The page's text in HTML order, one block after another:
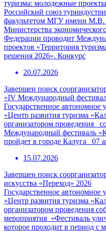
туризма: молодежные
Российский союз
факультетом МГУ имени М.В.
Министерства
Федерации проводит
проектов «Территория
решения 2026». Конкурс
20.07.2026
Завершен поиск
«IV Международный
Государственное
«Центр развития туризма
организатором проведения
Международный фестиваль
пройдет в городе Калуга 07
15.07.2026
Завершен поиск
искусства «Переход» 2026
Государственное
«Центр развития туризма
организатором проведения
мероприятия «Фестиваль
которое проходит в период с